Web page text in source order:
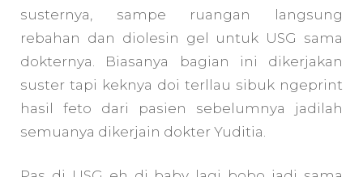
susternya, sampe ruangan langsung
rebahan dan diolesin gel untuk USG sama
dokternya. Biasanya bagian ini dikerjakan
suster tapi keknya doi terllau sibuk ngeprint
hasil feto dari pasien sebelumnya jadilah
semuanya dikerjain dokter Yuditia.